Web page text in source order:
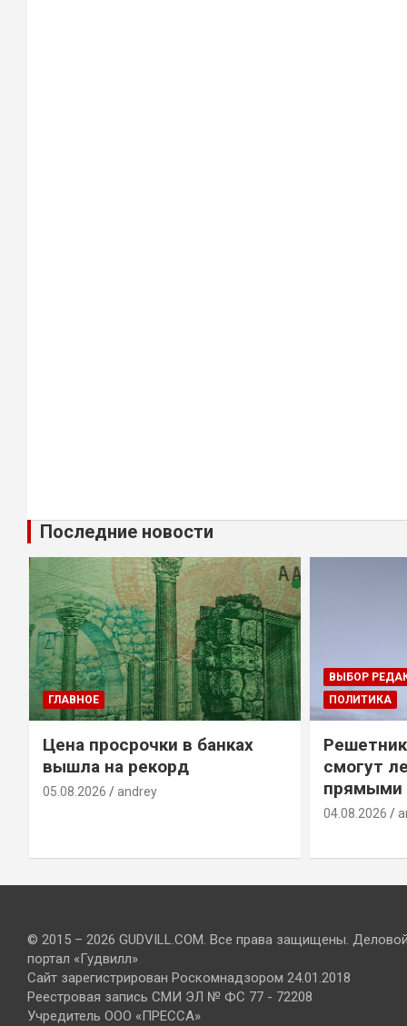
Последние новости
ГЛАВНОЕ
Цена просрочки в банках
вышла на рекорд
05.08.2026 andrey
ВЫБОР
ПОЛИТИКА
смогут
прямыми
04.08.2026
© 2015 – 2026 GUDVILL.COM. Все права защищены.
портал «Гудвилл»
Сайт зарегистрирован Роскомнадзором 24.01.2018
Реестровая запись СМИ ЭЛ № ФС 77 - 72208
Учредитель ООО «ПРЕССА»